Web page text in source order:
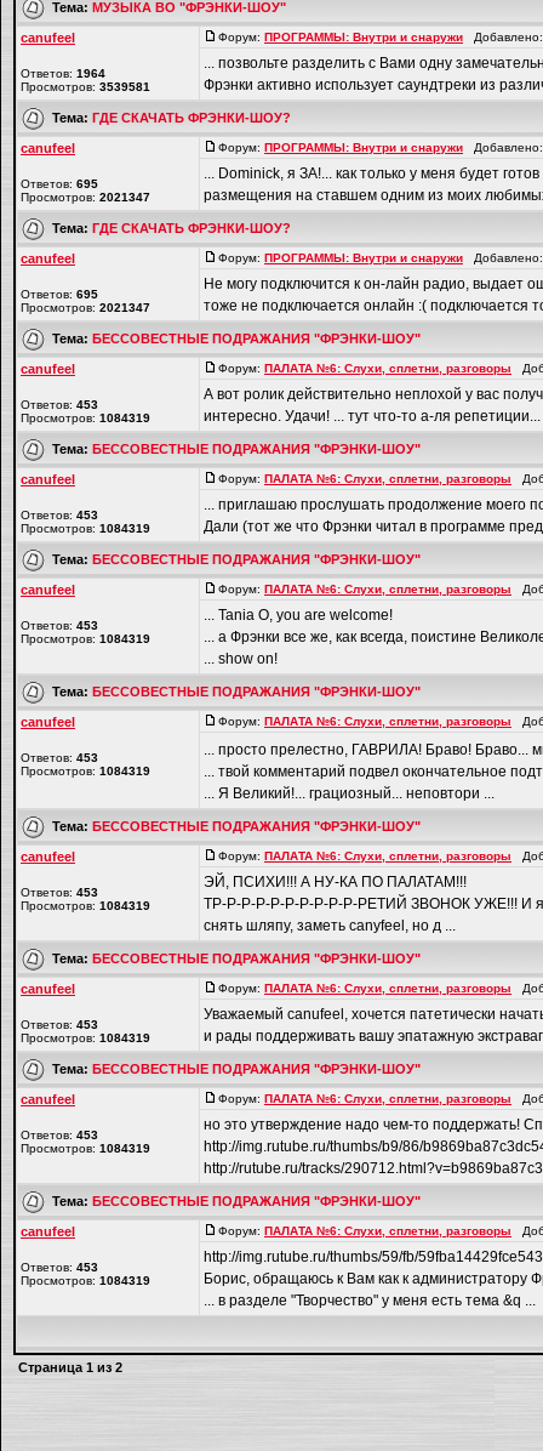
Тема: МУЗЫКА ВО "ФРЭНКИ-ШОУ"
canufeel
Ответов: 1964
Просмотров: 3539581
Форум: ПРОГРАММЫ: Внутри и снаружи
... позвольте разделить с Вами одну
Фрэнки активно использует саундтреки из
Тема: ГДЕ СКАЧАТЬ ФРЭНКИ-ШОУ?
canufeel
Ответов: 695
Просмотров: 2021347
Форум: ПРОГРАММЫ: Внутри и снаружи
... Dominick, я ЗА!... как только у меня будет
размещения на ставшем одним из моих
Тема: ГДЕ СКАЧАТЬ ФРЭНКИ-ШОУ?
canufeel
Ответов: 695
Просмотров: 2021347
Форум: ПРОГРАММЫ: Внутри и снаружи
Не могу подключится к он-лайн радио, выдает
тоже не подключается онлайн :( подключается
Тема: БЕССОВЕСТНЫЕ ПОДРАЖАНИЯ "ФРЭНКИ-ШОУ"
canufeel
Ответов: 453
Просмотров: 1084319
Форум: ПАЛАТА №6: Слухи, сплетни, разговоры
А вот ролик действительно неплохой у вас
интересно. Удачи! ... тут что-то а-ля
Тема: БЕССОВЕСТНЫЕ ПОДРАЖАНИЯ "ФРЭНКИ-ШОУ"
canufeel
Ответов: 453
Просмотров: 1084319
Форум: ПАЛАТА №6: Слухи, сплетни, разговоры
... приглашаю прослушать продолжение моего
Дали (тот же что Фрэнки читал в программе
Тема: БЕССОВЕСТНЫЕ ПОДРАЖАНИЯ "ФРЭНКИ-ШОУ"
canufeel
Ответов: 453
Просмотров: 1084319
Форум: ПАЛАТА №6: Слухи, сплетни, разговоры
... Tania O, you are welcome!
... а Фрэнки все же, как всегда, поистине
... show on!
Тема: БЕССОВЕСТНЫЕ ПОДРАЖАНИЯ "ФРЭНКИ-ШОУ"
canufeel
Ответов: 453
Просмотров: 1084319
Форум: ПАЛАТА №6: Слухи, сплетни, разговоры
... просто прелестно, ГАВРИЛА! Браво! Браво...
... твой комментарий подвел окончательное
... Я Великий!... грациозный... неповтори ...
Тема: БЕССОВЕСТНЫЕ ПОДРАЖАНИЯ "ФРЭНКИ-ШОУ"
canufeel
Ответов: 453
Просмотров: 1084319
Форум: ПАЛАТА №6: Слухи, сплетни, разговоры
ЭЙ, ПСИХИ!!! А НУ-КА ПО ПАЛАТАМ!!!
ТР-Р-Р-Р-Р-Р-Р-Р-Р-Р-РЕТИЙ ЗВОНОК УЖЕ!!! И я
снять шляпу, заметь canyfeel, но д ...
Тема: БЕССОВЕСТНЫЕ ПОДРАЖАНИЯ "ФРЭНКИ-ШОУ"
canufeel
Ответов: 453
Просмотров: 1084319
Форум: ПАЛАТА №6: Слухи, сплетни, разговоры
Уважаемый canufeel, хочется патетически
и рады поддерживать вашу эпатажную
Тема: БЕССОВЕСТНЫЕ ПОДРАЖАНИЯ "ФРЭНКИ-ШОУ"
canufeel
Ответов: 453
Просмотров: 1084319
Форум: ПАЛАТА №6: Слухи, сплетни, разговоры
но это утверждение надо чем-то поддержать!
http://img.rutube.ru/thumbs/b9/86/
http://rutube.ru/tracks/
Тема: БЕССОВЕСТНЫЕ ПОДРАЖАНИЯ "ФРЭНКИ-ШОУ"
canufeel
Ответов: 453
Просмотров: 1084319
Форум: ПАЛАТА №6: Слухи, сплетни, разговоры
http://img.rutube.ru/thumbs/59/fb/
Борис, обращаюсь к Вам как к администратору
... в разделе "Творчество" у меня есть тема &q ...
Страница 1 из 2